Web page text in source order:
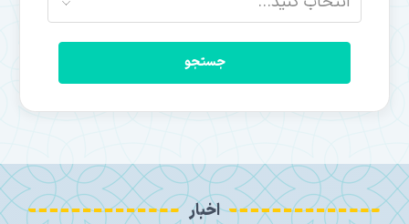
جستجو
اخبار